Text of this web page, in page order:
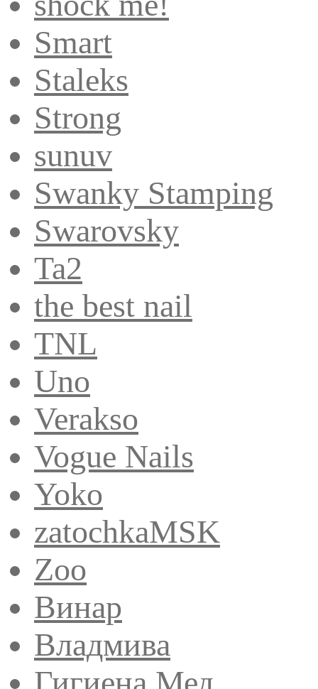
Smart
Staleks
Strong
sunuv
Swanky Stamping
Swarovsky
Ta2
the best nail
TNL
Uno
Verakso
Vogue Nails
Yoko
zatochkaMSK
Zoo
Винар
Владмива